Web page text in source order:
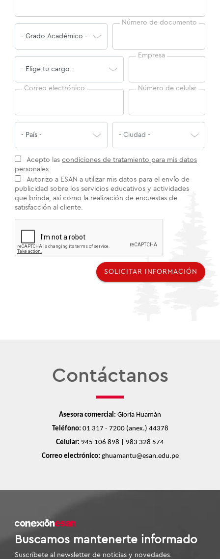
Número de documento
Empresa
Correo electrónico Número de celular
Acepto las condiciones de tratamiento para mis datos
personales.
Autorizo a ESAN a utilizar mis datos para el envío de
publicidad sobre los servicios educativos y actividades
que brinda, así como la realización de encuestas de
satisfacción al cliente.
SOLICITAR INFORMACIÓN
Contáctanos
Asesora comercial: Gloria Huamán
Teléfono: 01 317 - 7200 (anex.) 44378
Celular: 945 106 898 | 983 328 574
Correo electrónico: ghuamantu@esan.edu.pe
Buscamos mantenerte informado
Suscríbete al newsletter de noticias y novedades.